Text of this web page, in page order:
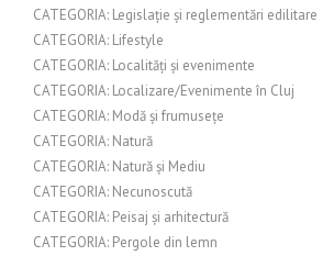
CATEGORIA: Legislație și reglementări edilitare
CATEGORIA: Lifestyle
CATEGORIA: Localități și evenimente
CATEGORIA: Localizare/Evenimente în Cluj
CATEGORIA: Modă și frumusețe
CATEGORIA: Natură
CATEGORIA: Natură și Mediu
CATEGORIA: Necunoscută
CATEGORIA: Peisaj și arhitectură
CATEGORIA: Pergole din lemn